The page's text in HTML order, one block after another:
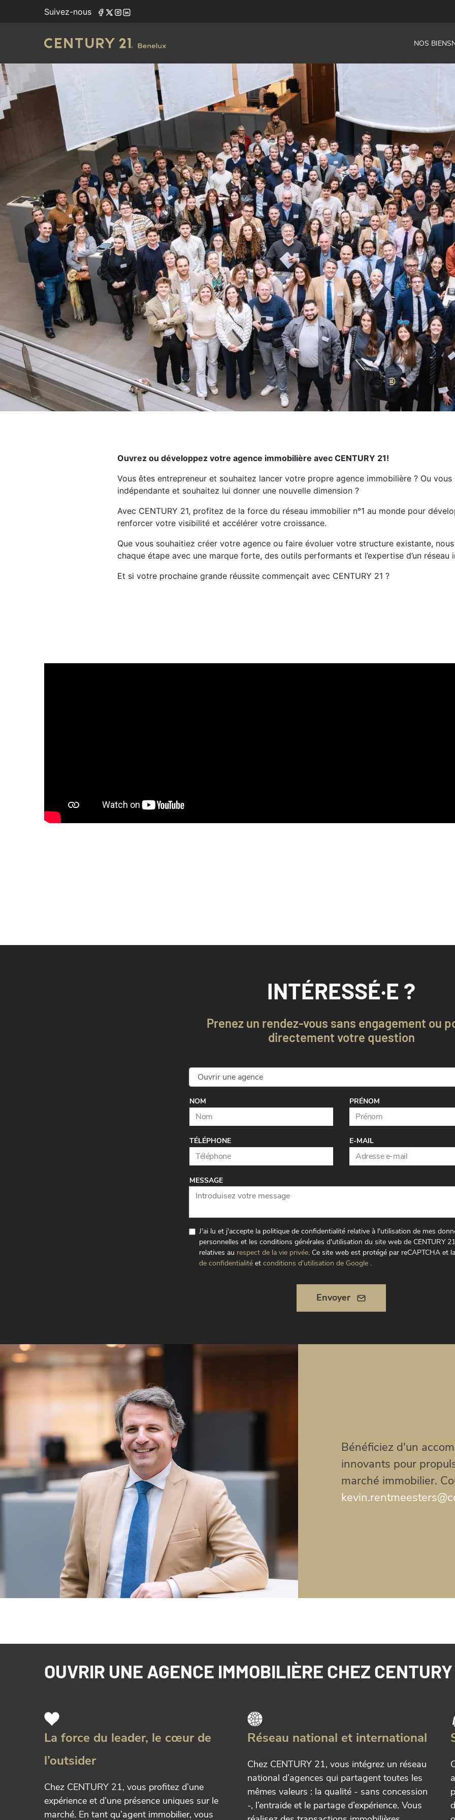
Suivez-nous
NOS BIENS
Ouvrez ou développez votre agence immobilière avec CENTURY 21!
Vous êtes entrepreneur et souhaitez lancer votre propre agence immobilière ? Ou
indépendante et souhaitez lui donner une nouvelle dimension ?
Avec CENTURY 21, profitez de la force du réseau immobilier n°1 au monde pour
renforcer votre visibilité et accélérer votre croissance.
Que vous souhaitiez créer votre agence ou faire évoluer votre structure existante,
chaque étape avec une marque forte, des outils performants et l’expertise d’un réseau
Et si votre prochaine grande réussite commençait avec CENTURY 21 ?
INTÉRESSÉ·E ?
Prenez un rendez-vous sans engagement ou
directement votre question
NOM PRÉNOM
TÉLÉPHONE E-MAIL
MESSAGE
J'ai lu et j'accepte la politique de confidentialité relative à l'utilisation de mes
personnelles et les conditions générales d'utilisation du site web de CENTURY
relatives au respect de la vie privée. Ce site web est protégé par reCAPTCHA et la
de confidentialité et conditions d'utilisation de Google .
Envoyer
Bénéficiez d'un
innovants pour
marché immobilier.
OUVRIR UNE AGENCE IMMOBILIÈRE CHEZ
La force du leader, le cœur de
l’outsider
Chez CENTURY 21, vous profitez d’une
expérience et d’une présence uniques sur le
marché. En tant qu’agent immobilier, vous
Réseau national et international
Chez CENTURY 21, vous intégrez un réseau
national d’agences qui partagent toutes les
mêmes valeurs : la qualité - sans concession
-, l’entraide et le partage d’expérience. Vous